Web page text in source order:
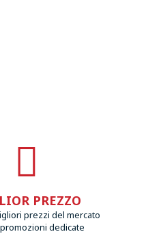
PREZZO
prezzi del mercato
dedicate